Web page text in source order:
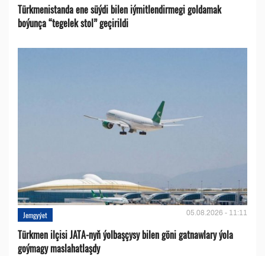
Türkmenistanda ene süýdi bilen iýmitlendirmegi goldamak
boýunça “tegelek stol” geçirildi
Jemgyýet 05.08.2026 - 11:11
Türkmen ilçisi JATA-nyň ýolbaşçysy bilen göni gatnawlary ýola
goýmagy maslahatlaşdy